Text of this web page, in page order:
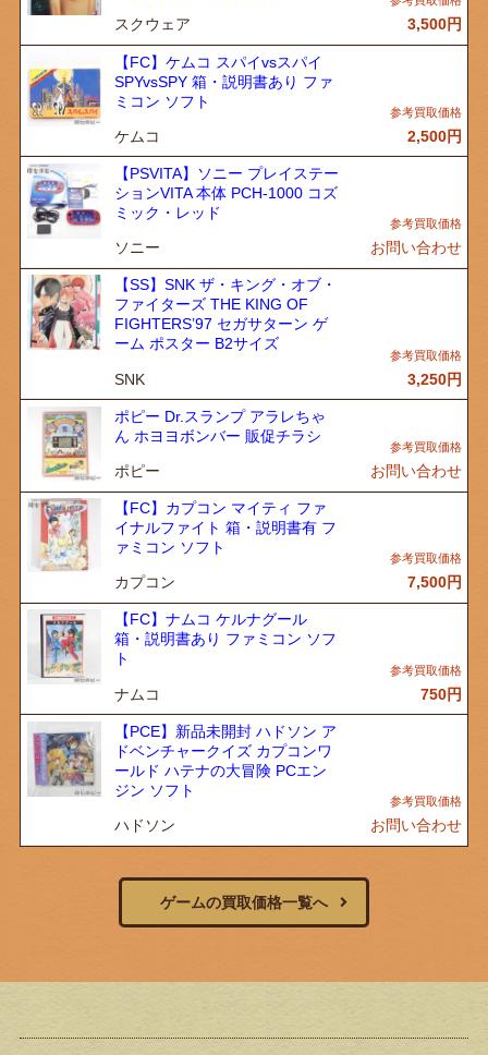
スクウェア 3,500円
【FC】ケムコ スパイvsスパイ
SPYvsSPY 箱・説明書あり ファ
ミコン ソフト
ケムコ 2,500円
【PSVITA】ソニー プレイステー
ションVITA 本体 PCH-1000 コズ
ミック・レッド
ソニー お問い合わせ
【SS】SNK ザ・キング・オブ・
ファイターズ THE KING OF
FIGHTERS’97 セガサターン ゲ
ーム ポスター B2サイズ
SNK 3,250円
ポピー Dr.スランプ アラレちゃ
ん ホヨヨボンバー 販促チラシ
ポピー お問い合わせ
【FC】カプコン マイティ ファ
イナルファイト 箱・説明書有 フ
ァミコン ソフト
カプコン 7,500円
【FC】ナムコ ケルナグール
箱・説明書あり ファミコン ソフ
ト
ナムコ 750円
【PCE】新品未開封 ハドソン ア
ドベンチャークイズ カプコンワ
ールド ハテナの大冒険 PCエン
ジン ソフト
ハドソン お問い合わせ
ゲームの買取価格一覧へ